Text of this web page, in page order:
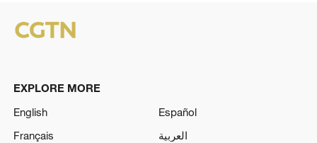
EXPLORE MORE
English
Español
Français
العربية